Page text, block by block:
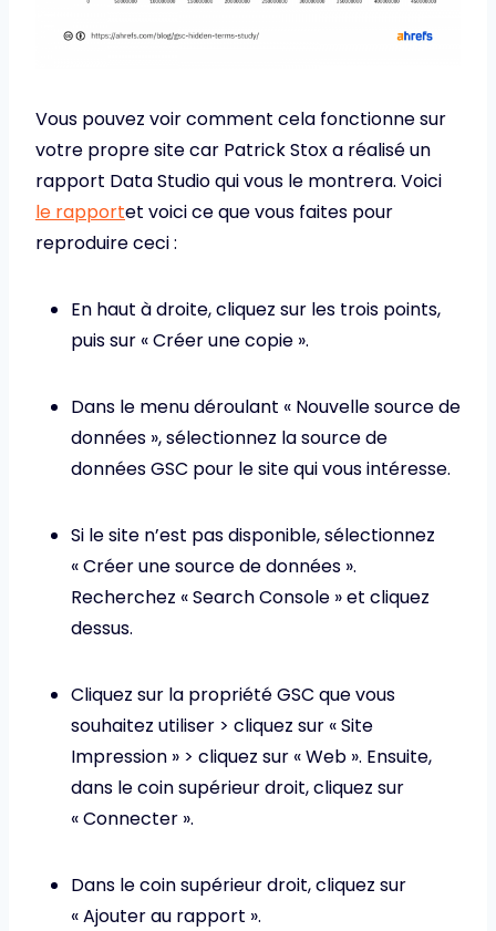
Vous pouvez voir comment cela fonctionne sur
votre propre site car Patrick Stox a réalisé un
rapport Data Studio qui vous le montrera. Voici
le rapportet voici ce que vous faites pour
reproduire ceci :
En haut à droite, cliquez sur les trois points,
puis sur « Créer une copie ».
Dans le menu déroulant « Nouvelle source de
données », sélectionnez la source de
données GSC pour le site qui vous intéresse.
Si le site n’est pas disponible, sélectionnez
« Créer une source de données ».
Recherchez « Search Console » et cliquez
dessus.
Cliquez sur la propriété GSC que vous
souhaitez utiliser > cliquez sur « Site
Impression » > cliquez sur « Web ». Ensuite,
dans le coin supérieur droit, cliquez sur
« Connecter ».
Dans le coin supérieur droit, cliquez sur
« Ajouter au rapport ».